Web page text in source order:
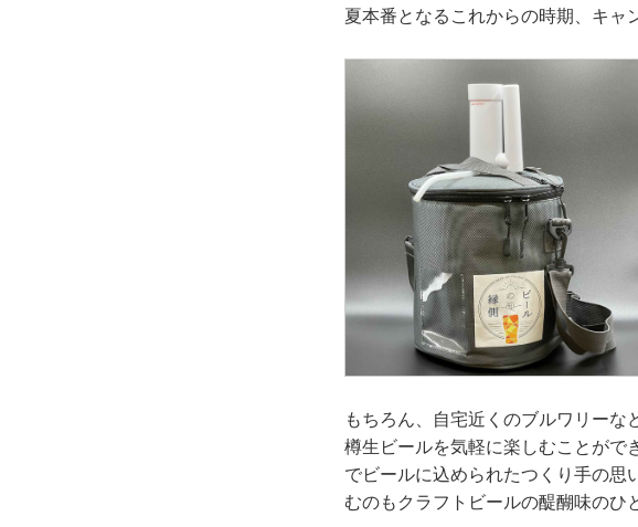
夏本番となるこれからの時期、キャ
もちろん、自宅近くのブルワリー
樽生ビールを気軽に楽しむことがで
でビールに込められたつくり手の思
むのもクラフトビールの醍醐味のひ